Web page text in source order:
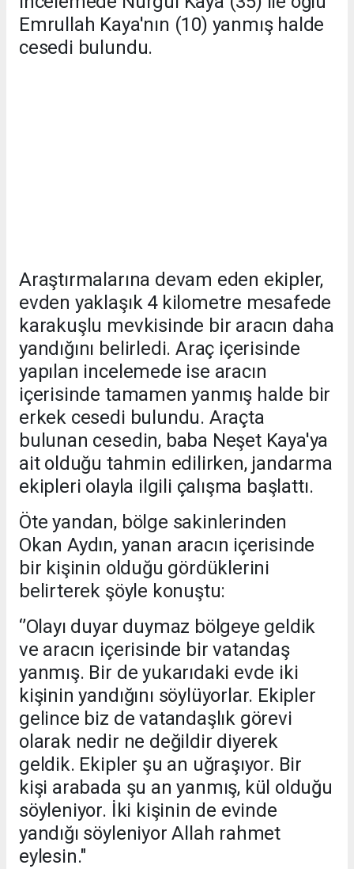
Emrullah Kaya'nın (10) yanmış halde
cesedi bulundu.
Araştırmalarına devam eden ekipler,
evden yaklaşık 4 kilometre mesafede
karakuşlu mevkisinde bir aracın daha
yandığını belirledi. Araç içerisinde
yapılan incelemede ise aracın
içerisinde tamamen yanmış halde bir
erkek cesedi bulundu. Araçta
bulunan cesedin, baba Neşet Kaya'ya
ait olduğu tahmin edilirken, jandarma
ekipleri olayla ilgili çalışma başlattı.
Öte yandan, bölge sakinlerinden
Okan Aydın, yanan aracın içerisinde
bir kişinin olduğu gördüklerini
belirterek şöyle konuştu:
‘’Olayı duyar duymaz bölgeye geldik
ve aracın içerisinde bir vatandaş
yanmış. Bir de yukarıdaki evde iki
kişinin yandığını söylüyorlar. Ekipler
gelince biz de vatandaşlık görevi
olarak nedir ne değildir diyerek
geldik. Ekipler şu an uğraşıyor. Bir
kişi arabada şu an yanmış, kül olduğu
söyleniyor. İki kişinin de evinde
yandığı söyleniyor Allah rahmet
eylesin."